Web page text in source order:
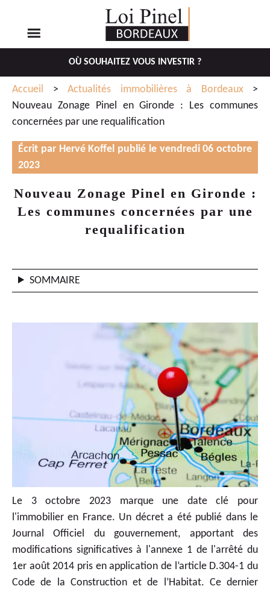
Aller
Aller
OÙ SOUHAITEZ VOUS INVESTIR ?
Accueil > Actualités immobilières à Bordeaux>
Nouveau Zonage Pinel en Gironde : Les communes
concernées par une requalification
Écrit par Hervé Koffel publié le vendredi 06 octobre
2023
Nouveau Zonage Pinel en Gironde :
Les communes concernées par une
requalification
SOMMAIRE
Le 3 octobre 2023 marque une date clé pour
l'immobilier en France. Un décret a été publié dans le
Journal Officiel du gouvernement, apportant des
modifications significatives à l'annexe 1 de l'arrêté du
1er août 2014 pris en application de l’article D.304-1 du
Code de la Construction et de l’Habitat. Ce dernier